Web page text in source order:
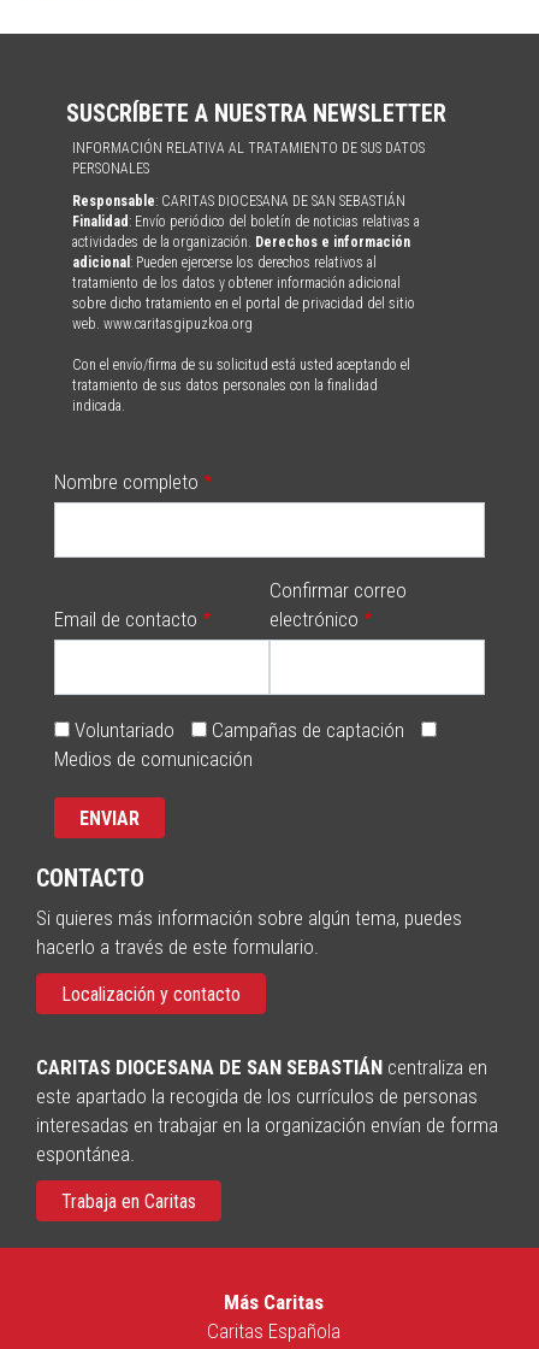
SUSCRÍBETE A NUESTRA NEWSLETTER
INFORMACIÓN RELATIVA AL TRATAMIENTO DE SUS DATOS
PERSONALES
Responsable: CARITAS DIOCESANA DE SAN SEBASTIÁN
Finalidad : Envío periódico del boletín de noticias relativas a
actividades de la organización. Derechos e información
adicional : Pueden ejercerse los derechos relativos al
tratamiento de los datos y obtener información adicional
sobre dicho tratamiento en el portal de privacidad del sitio
web. www.caritasgipuzkoa.org
Con el envío/firma de su solicitud está usted aceptando el
tratamiento de sus datos personales con la finalidad
indicada.
Nombre completo
Email de contacto
Confirmar correo
electrónico
Voluntariado
Campañas de captación
Medios de comunicación
CONTACTO
Si quieres más información sobre algún tema, puedes
hacerlo a través de este formulario.
Localización y contacto
CARITAS DIOCESANA DE SAN SEBASTIÁN centraliza en
este apartado la recogida de los currículos de personas
interesadas en trabajar en la organización envían de forma
espontánea.
Trabaja en Caritas
Más Caritas
Caritas Española